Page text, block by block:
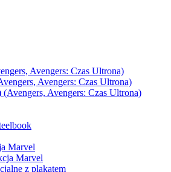
Avengers: Czas Ultrona)
Avengers: Czas Ultrona)
Avengers: Czas Ultrona)
Marvel
Marvel
z plakatem